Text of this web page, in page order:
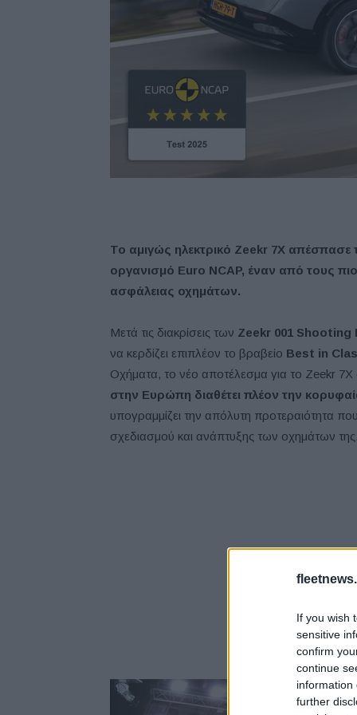
If you wish
sensitive
confirm
continue
information
further
Το αμιγώς ηλεκτρικό Zeekr 7X
οργανισμό Euro NCAP, έναν από τους
ασφάλειας οχημάτων.
Μετά τις διακρίσεις των Zeekr 001 Shooting
να κερδίζει επιπλέον το βραβείο Best in
Οχήματα, το νέο αποτέλεσμα για το Zeekr 7X
στην Ευρώπη διαθέτει πλέον την
υπογραμμίζει την απόλυτη προτεραιότητα
σχεδιασμού και ανάπτυξης των οχημάτων της.